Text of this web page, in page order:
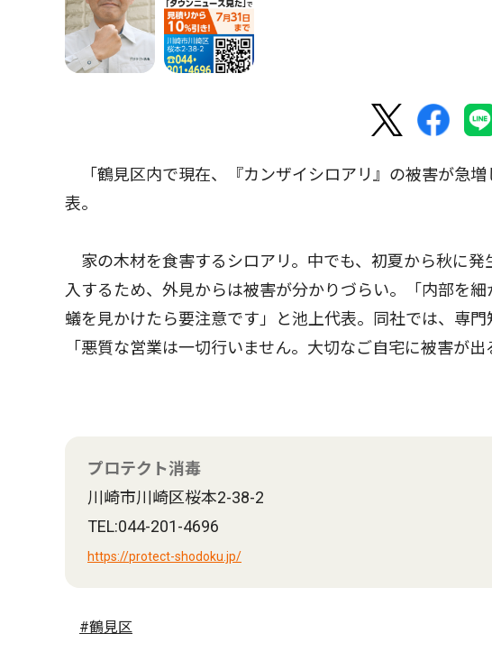
「鶴見区内で現在、『カンザイシロアリ』の被害が急
表。
家の木材を食害するシロアリ。中でも、初夏から秋に
入するため、外見からは被害が分かりづらい。「内部を
蟻を見かけたら要注意です」と池上代表。同社では、専
「悪質な営業は一切行いません。大切なご自宅に被害が出
プロテクト消毒
川崎市川崎区桜本2-38-2
TEL:044-201-4696
https://protect-shodoku.jp/
#鶴見区